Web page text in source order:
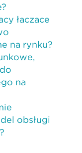
łączące
na rynku?
na
obsługi